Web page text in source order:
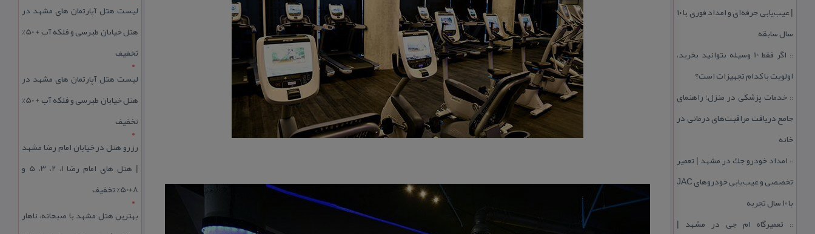
| عیب‌یابی حرفه‌ای و امداد فوری با ۱۰
سال سابقه
::
اگر فقط 10 وسیله بتوانید بخرید،
اولویت با كدام تجهیزات است؟
:: خدمات پزشكی در منزل؛ راهنمای
جامع دریافت مراقبت‌های درمانی در
خانه
:: امداد خودرو جك در مشهد | تعمیر
تخصصی و عیب‌یابی خودروهای JAC
با ۱۰ سال تجربه
:: تعمیرگاه ام جی در مشهد |
لیست هتل آپارتمان های مشهد در
هتل خیابان طبرسی و فلکه آب + 50%
تخفیف
لیست هتل آپارتمان های مشهد در
هتل خیابان طبرسی و فلکه آب + 50%
تخفیف
رزرو هتل در خیابان امام رضا مشهد
| هتل‌ های امام رضا 1، 2، 3، 5 و
8+50% تخفیف
بهترین هتل مشهد با صبحانه، ناهار